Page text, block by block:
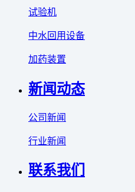
试验机
中水回用设备
加药装置
新闻动态
公司新闻
行业新闻
联系我们